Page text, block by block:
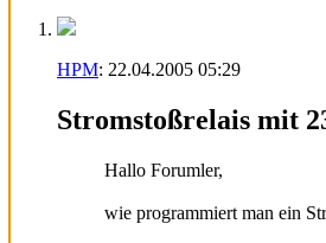
HPM: 22.04.2005 05:29
Stromstoßrelais mit
Hallo Forumler,
wie programmiert man ein